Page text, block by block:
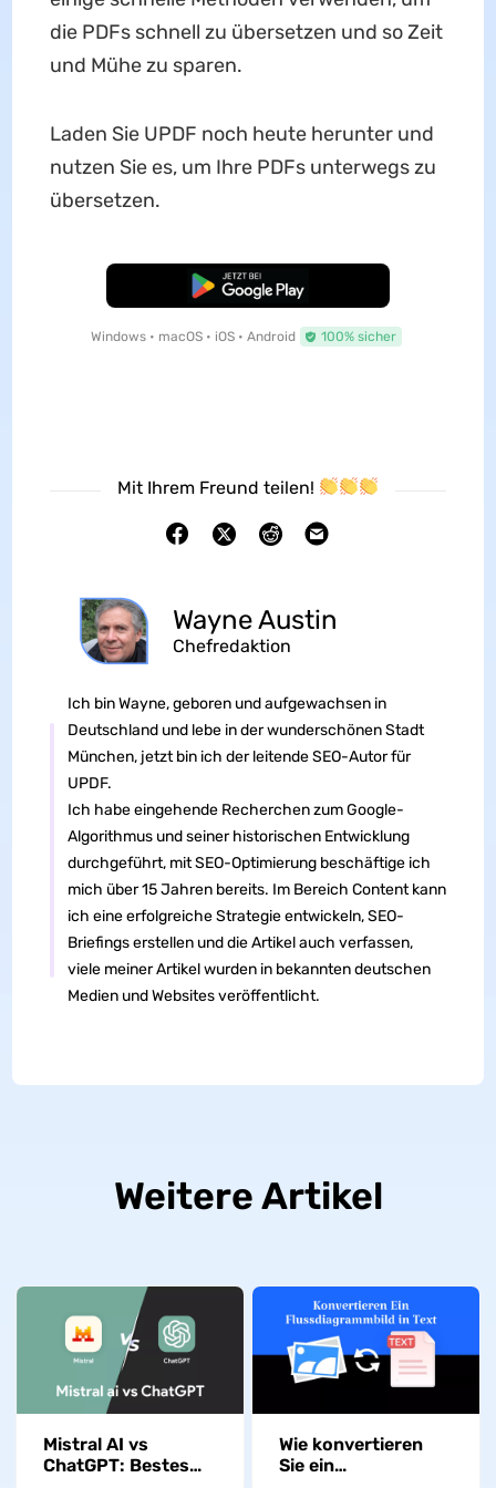
die PDFs schnell zu übersetzen und so Zeit
und Mühe zu sparen.
Laden Sie UPDF noch heute herunter und
nutzen Sie es, um Ihre PDFs unterwegs zu
übersetzen.
Kostenloser Download
Windows • macOS • iOS • Android 100% sicher
Mit Ihrem Freund teilen!
Wayne Austin
Chefredaktion
Ich bin Wayne, geboren und aufgewachsen in
Deutschland und lebe in der wunderschönen Stadt
München, jetzt bin ich der leitende SEO-Autor für
UPDF.
Ich habe eingehende Recherchen zum Google-
Algorithmus und seiner historischen Entwicklung
durchgeführt, mit SEO-Optimierung beschäftige ich
mich über 15 Jahren bereits. Im Bereich Content kann
ich eine erfolgreiche Strategie entwickeln, SEO-
Briefings erstellen und die Artikel auch verfassen,
viele meiner Artikel wurden in bekannten deutschen
Medien und Websites veröffentlicht.
Weitere Artikel
Mistral AI vs
ChatGPT: Bestes
Wie konvertieren
Sie ein